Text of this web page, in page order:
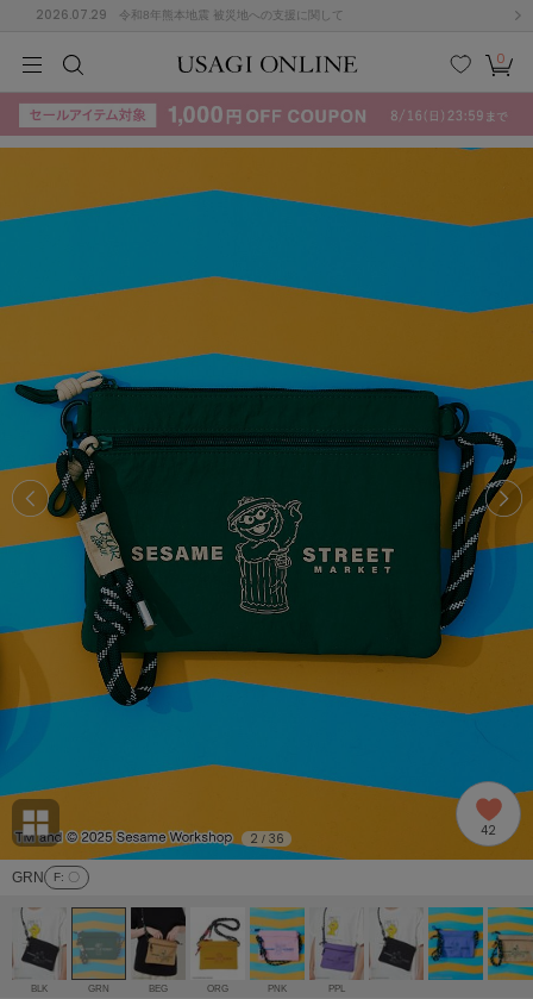
2026.07.29 令和8年熊本地震 被災地への支援に関して
検索
お気
に入
カー
ト
0
KIDSBABYBEAUTYLIFE STYLE
(715)
(3074)
ームウェア (535)
リー (664)
ョン雑貨 (865)
/ランジェリー (127)
ェア (121)
KIDSBABYBEAUTYLIFE STYLE
L M
W X
他
ACYM
アシーム
adidas
アディダス
adidas by Stella McCartney
アディダス バイ ステラマッカートニー
ALLISON BROWN
アリソンブラウン
Ame no chi Hare
アメノチハレ
AMOMMA
アモマ
ánuans
アニュアンス
GRN F: 〇
2 / 36 42
BLK GRN BEG ORG PNK PPL